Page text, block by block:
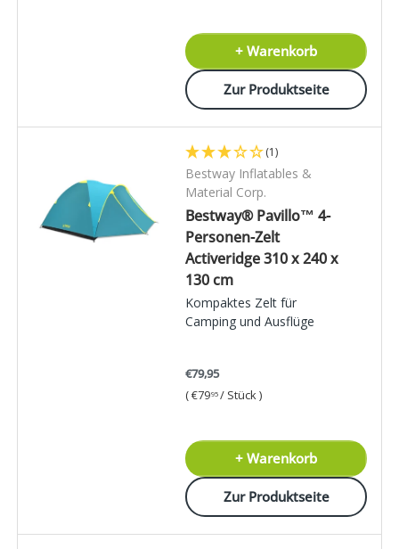
+ Warenkorb
Zur Produktseite
(1)
Bestway Inflatables &
Material Corp.
Bestway® Pavillo™ 4-
Personen-Zelt
Activeridge 310 x 240 x
130 cm
Kompaktes Zelt für
Camping und Ausflüge
€79,95
Grundpreis
€7995 / Stück
+ Warenkorb
Zur Produktseite